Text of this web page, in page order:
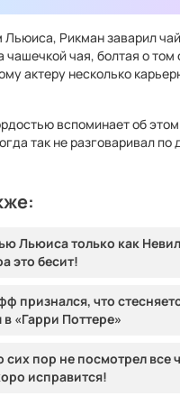
Рикман заварил
чашечкой чая, болтая о
актеру несколько
вспоминает об
так не разговаривал
Льюиса только как
это бесит!
признался, что
«Гарри Поттере»
сих пор не посмотрел все
исправится!